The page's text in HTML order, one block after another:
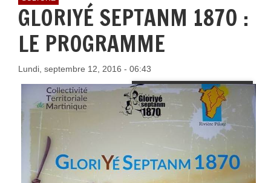
GLORIYÉ SEPTANM 1870 :
LE PROGRAMME
Lundi, septembre 12, 2016 - 06:43